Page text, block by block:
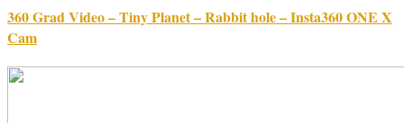
360 Grad Video – Tiny Planet – Rabbit hole – Insta360 ONE X
Cam